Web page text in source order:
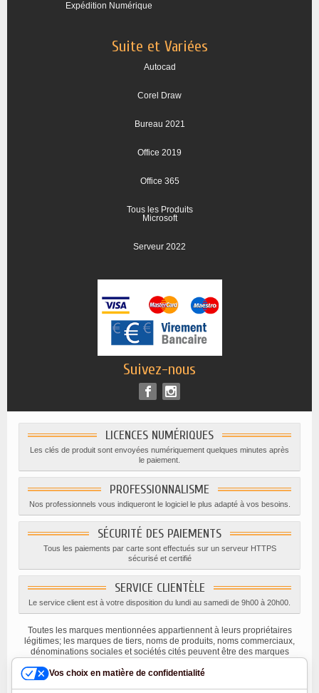
Expédition Numérique
Suite et Variées
Autocad
Corel Draw
Bureau 2021
Office 2019
Office 365
Tous les Produits
Microsoft
Serveur 2022
Suivez-nous
LICENCES NUMÉRIQUES
Les clés de produit sont envoyées numériquement quelques minutes après
le paiement.
PROFESSIONNALISME
Nos professionnels vous indiqueront le logiciel le plus adapté à vos besoins.
SÉCURITÉ DES PAIEMENTS
Tous les paiements par carte sont effectués sur un serveur HTTPS
sécurisé et certifié
SERVICE CLIENTÈLE
Le service client est à votre disposition du lundi au samedi de 9h00 à 20h00.
Toutes les marques mentionnées appartiennent à leurs propriétaires
légitimes; les marques de tiers, noms de produits, noms commerciaux,
dénominations sociales et sociétés cités peuvent être des marques
d'autres sociétés, et ont été utilisés à des fins explicatives uniquement,
Vos choix en matière de confidentialité